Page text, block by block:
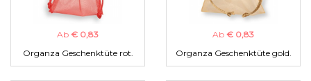
Ab € 0,83
Organza Geschenktüte rot.
Ab € 0,83
Organza Geschenktüte gold.